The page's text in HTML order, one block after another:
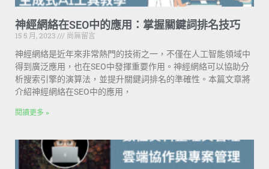
神經網絡在SEO中的應用：掌握關鍵詞排名技巧
15 5 月, 2023
尚無留言
神經網絡是近年來非常熱門的技術之一，不僅在人工智能領域中
得到廣泛應用，也在SEO中發揮重要作用。神經網絡可以協助分
析搜索引擎的演算法，並提升關鍵詞排名的準確性。本篇文章將
介紹神經網絡在SEO中的應用，
閱讀更多 »